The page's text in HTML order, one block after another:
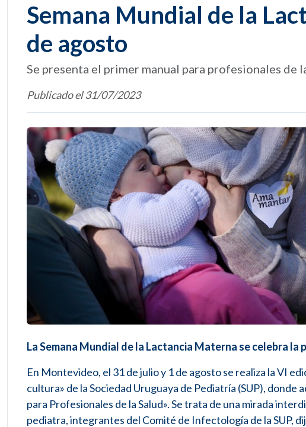
Semana Mundial de la
de agosto
Se presenta el primer manual para profesionales de
Publicado el 31/07/2023
La Semana Mundial de la Lactancia Materna se celebra la
En Montevideo, el 31 de julio y 1 de agosto se realiza la VI
cultura» de la Sociedad Uruguaya de Pediatría (SUP),
para Profesionales de la Salud». Se trata de una mirada
pediatra, integrantes del Comité de Infectología de la SUP,